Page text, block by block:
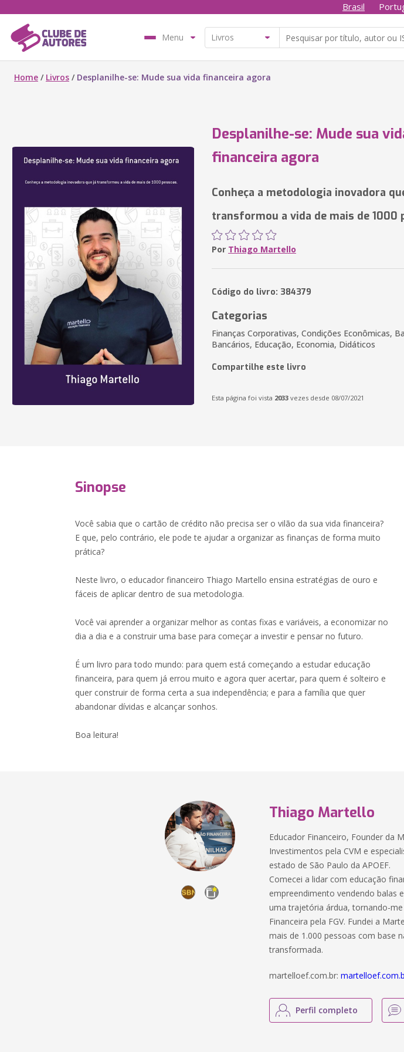
Brasil
Menu
Home / Livros / Desplanilhe-se: Mude sua vida financeira agora
Desplanilhe-se: Mude sua
financeira agora
Conheça a metodologia inovadora
transformou a vida de mais de 1000
Por Thiago Martello
Código do livro: 384379
Categorias
Finanças Corporativas, Condições Econômicas,
Bancários, Educação, Economia, Didáticos
Compartilhe este livro
Esta página foi vista 2033 vezes desde 08/07/2021
Sinopse
Você sabia que o cartão de crédito não precisa ser o vilão da sua vida financeira?
E que, pelo contrário, ele pode te ajudar a organizar as finanças de forma muito
prática?
Neste livro, o educador financeiro Thiago Martello ensina estratégias de ouro e
fáceis de aplicar dentro de sua metodologia.
Você vai aprender a organizar melhor as contas fixas e variáveis, a economizar no
dia a dia e a construir uma base para começar a investir e pensar no futuro.
É um livro para todo mundo: para quem está começando a estudar educação
financeira, para quem já errou muito e agora quer acertar, para quem é solteiro e
quer construir de forma certa a sua independência; e para a família que quer
abandonar dívidas e alcançar sonhos.
Boa leitura!
Thiago Martello
Educador Financeiro, Founder da
Investimentos pela CVM e
estado de São Paulo da APOEF.
Comecei a lidar com educação
empreendimento vendendo balas
uma trajetória árdua, tornando-
Financeira pela FGV. Fundei a
mais de 1.000 pessoas com base
transformada.
martelloef.com.br:
Perfil completo